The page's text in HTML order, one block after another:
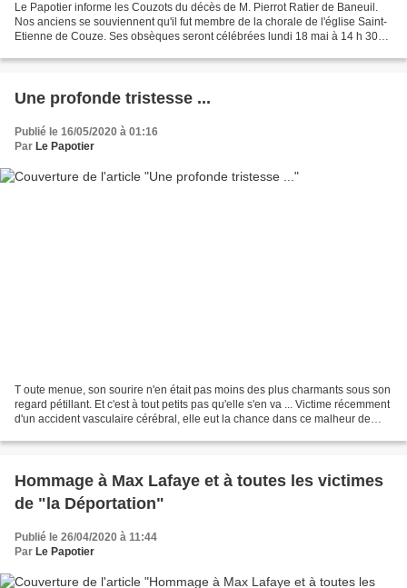
Le Papotier informe les Couzots du décès de M. Pierrot Ratier de Baneuil.
Nos anciens se souviennent qu'il fut membre de la chorale de l'église Saint-
Etienne de Couze. Ses obsèques seront célébrées lundi 18 mai à 14 h 30
Une profonde tristesse ...
Publié le 16/05/2020 à 01:16
Par Le Papotier
T oute menue, son sourire n'en était pas moins des plus charmants sous son
regard pétillant. Et c'est à tout petits pas qu'elle s'en va ... Victime récemment
d'un accident vasculaire cérébral, elle eut la chance dans ce malheur de
Hommage à Max Lafaye et à toutes les victimes
de "la Déportation"
Publié le 26/04/2020 à 11:44
Par Le Papotier